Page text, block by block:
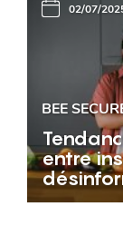
02/07/
BEE
entre